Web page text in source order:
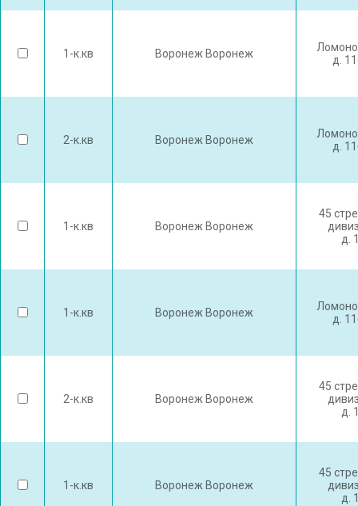
1-к.кв Воронеж Воронеж
д.
2-к.кв Воронеж Воронеж
д.
1-к.кв Воронеж Воронеж
45
д.
1-к.кв Воронеж Воронеж
д.
2-к.кв Воронеж Воронеж
45
д.
1-к.кв Воронеж Воронеж
45
д.